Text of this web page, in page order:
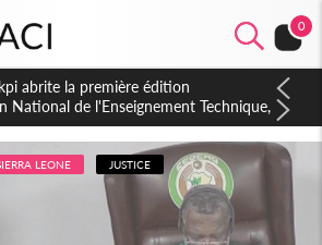
0
délègue une partie de ses
à 05 cadres, vers sa retraite
LEONE JUSTICE